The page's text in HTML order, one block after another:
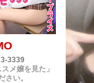
3339
メ嬢を見た」
さい。